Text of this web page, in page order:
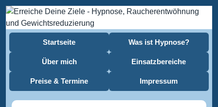
Startseite Was ist Hypnose?
Über mich Einsatzbereiche
Preise & Termine Impressum